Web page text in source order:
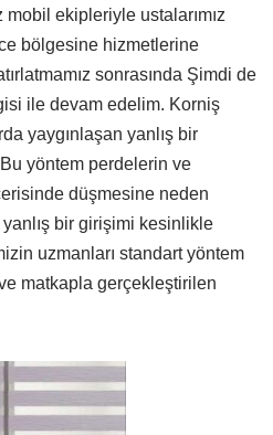
ekipleriyle ustalarımız
bölgesine hizmetlerine
sonrasında Şimdi de
ile devam edelim. Korniş
yaygınlaşan yanlış bir
yöntem perdelerin ve
düşmesine neden
yanlış bir girişimi kesinlikle
uzmanları standart yöntem
matkapla gerçekleştirilen